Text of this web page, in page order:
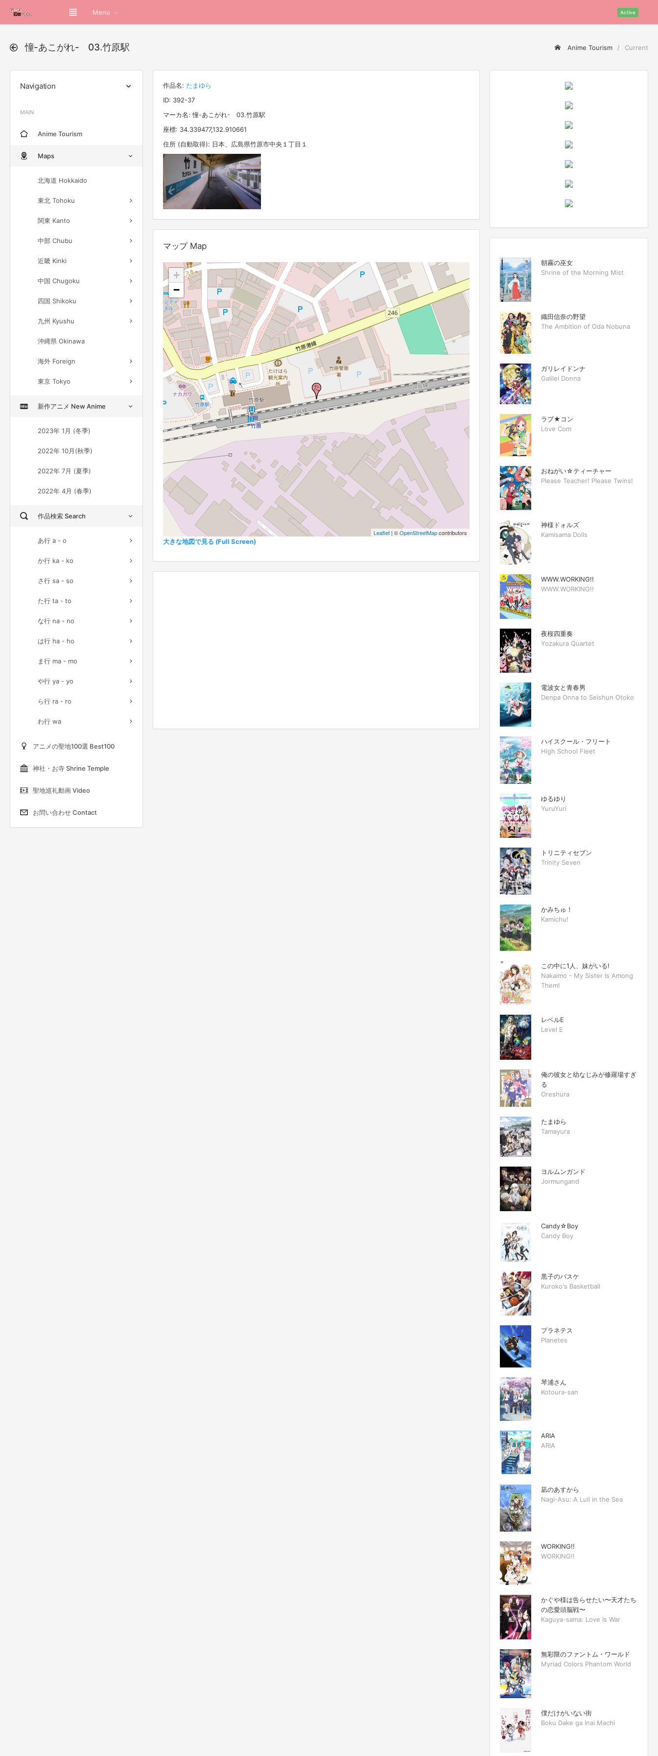
Menu Active
憧-あこがれ- 03.竹原駅 Anime Tourism Current
Navigation
MAIN
Anime Tourism
Maps
北海道 Hokkaido
東北 Tohoku
関東 Kanto
中部 Chubu
近畿 Kinki
中国 Chugoku
四国 Shikoku
九州 Kyushu
沖縄県 Okinawa
海外 Foreign
東京 Tokyo
新作アニメ New Anime
2023年 1月 (冬季)
2022年 10月(秋季)
2022年 7月 (夏季)
2022年 4月 (春季)
作品検索 Search
あ行 a - o
か行 ka - ko
さ行 sa - so
た行 ta - to
な行 na - no
は行 ha - ho
ま行 ma - mo
や行 ya - yo
ら行 ra - ro
わ行 wa
アニメの聖地100選 Best100
神社・お寺 Shrine Temple
聖地巡礼動画 Video
お問い合わせ Contact
作品名: たまゆら
ID: 392-37
マーカ名: 憧-あこがれ- 03.竹原駅
座標: 34.339477,132.910661
住所 (自動取得): 日本、広島県竹原市中央１丁目１
マップ Map
+
−
Leaflet | ©OpenStreetMapcontributors
大きな地図で見る (Full Screen)
朝霧の巫女
Shrine of the Morning Mist
織田信奈の野望
The Ambition of Oda Nobuna
ガリレイドンナ
Galilei Donna
ラブ★コン
Love Com
おねがい☆ティーチャー
Please Teacher! Please Twins!
神様ドォルズ
Kamisama Dolls
WWW.WORKING!!
WWW.WORKING!!
夜桜四重奏
Yozakura Quartet
電波女と青春男
Denpa Onna to Seishun Otoko
ハイスクール・フリート
High School Fleet
ゆるゆり
YuruYuri
トリニティセブン
Trinity Seven
かみちゅ！
Kamichu!
この中に1人、妹がいる!
Nakaimo - My Sister Is Among
Them!
レベルE
Level E
俺の彼女と幼なじみが修羅場すぎ
る
Oreshura
たまゆら
Tamayura
ヨルムンガンド
Jormungand
Candy☆Boy
Candy Boy
黒子のバスケ
Kuroko's Basketball
プラネテス
Planetes
琴浦さん
Kotoura-san
ARIA
ARIA
凪のあすから
Nagi-Asu: A Lull in the Sea
WORKING!!
WORKING!!
かぐや様は告らせたい〜天才たち
の恋愛頭脳戦〜
Kaguya-sama: Love Is War
無彩限のファントム・ワールド
Myriad Colors Phantom World
僕だけがいない街
Boku Dake ga Inai Machi